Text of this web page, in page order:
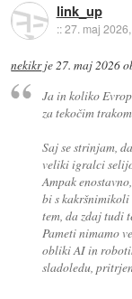
link_up
::27. maj
nekikrje27. maj 2026
Ja in koliko
za tekočim
Saj se strinjam,
veliki igralci
Ampak
bi s
tem, da zdaj tudi
Pameti nimamo
obliki AI in
sladoledu,